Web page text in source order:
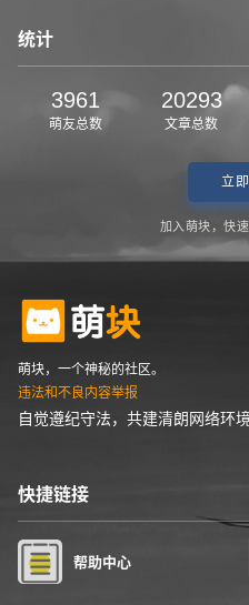
统计
3961
萌友总数
20293
文章总数
立
加入萌块，快
萌块，一个神秘的社区。
违法和不良内容举报
自觉遵纪守法，共建清朗网络环境
快捷链接
帮助中心